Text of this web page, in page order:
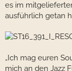
es im
ausführlich getan
„Ich mag euren
mich an den Jazz